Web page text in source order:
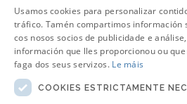
Usamos cookies para personalizar
tráfico. Tamén compartimos información
cos nosos socios de publicidade e
información que lles proporcionou ou
faga dos seus servizos. Le máis
COOKIES ESTRICTAMENTE